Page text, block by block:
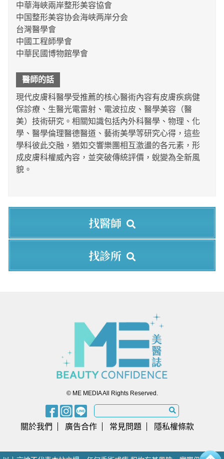
中華海峽兩岸整形美容協會
中国整形美容协会海峡两岸分会
台灣醫學會
中國工程師學會
中華民國博物館學會
醫師的話
現代皮膚科醫學受推薦的核心醫術內容有皮膚疾病健
保診療、生醫光電雷射、電波拉皮、醫學美容（醫
美）技術研究。相關知識包括內外科醫學、物理、化
學、醫學倫理醫德醫道、藝術美學等研究心得，這些
學科彼此交融，猶如交響樂團相互激盪的各元素，形
成皮膚科權威內容，並突破傳統評價，蛻變為全新風
貌。
找醫師
找診所
© ME MEDIA All Rights Reserved.
關於我們 廣告合作 常見問題 隱私權條款